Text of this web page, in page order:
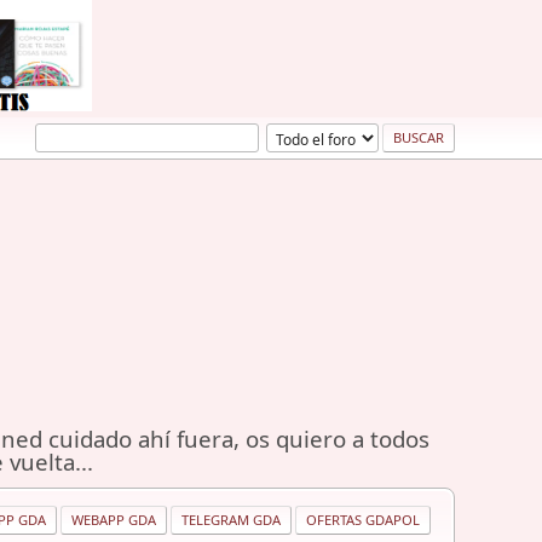
cuidado ahí fuera, os quiero a todos
vuelta...
GDA WEBAPP GDA TELEGRAM GDA OFERTAS GDAPOL